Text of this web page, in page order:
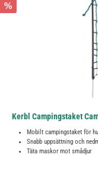
%
Kerbl Campingstaket
Mobilt campingstaket för
Snabb uppsättning och
Täta maskor mot smådjur